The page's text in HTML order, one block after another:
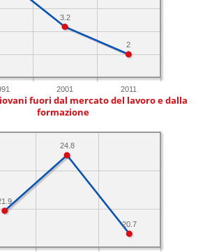
2001 2011
2
3.2
fuori dal mercato del lavoro e dalla
formazione
20.7
24.8